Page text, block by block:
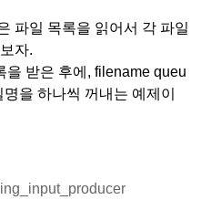
파일 목록을 읽어서 각 파일
자.
을 받은 후에, filename queu
을 하나씩 꺼내는 예제이